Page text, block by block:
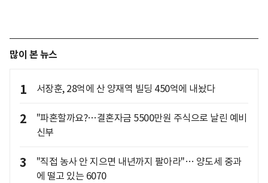
많이 본 뉴스
1 서장훈, 28억에 산 양재역 빌딩 450억에 내놨다
2
"파혼할까요?…결혼자금 5500만원 주식으로 날린 예비
신부
3
"직접 농사 안 지으면 내년까지 팔아라"… 양도세 중과
에 떨고 있는 6070